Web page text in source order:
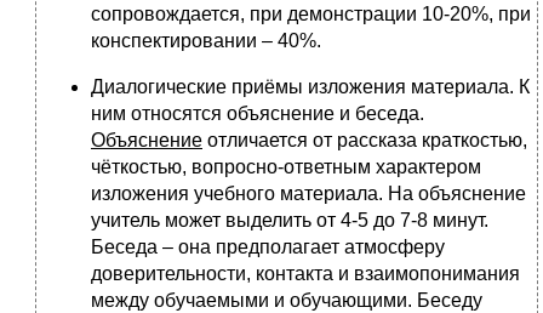
сопровождается, при демонстрации 10-20%, при
конспектировании – 40%.
Диалогические приёмы изложения материала. К
ним относятся объяснение и беседа.
Объяснение отличается от рассказа краткостью,
чёткостью, вопросно-ответным характером
изложения учебного материала. На объяснение
учитель может выделить от 4-5 до 7-8 минут.
Беседа – она предполагает атмосферу
доверительности, контакта и взаимопонимания
между обучаемыми и обучающими. Беседу